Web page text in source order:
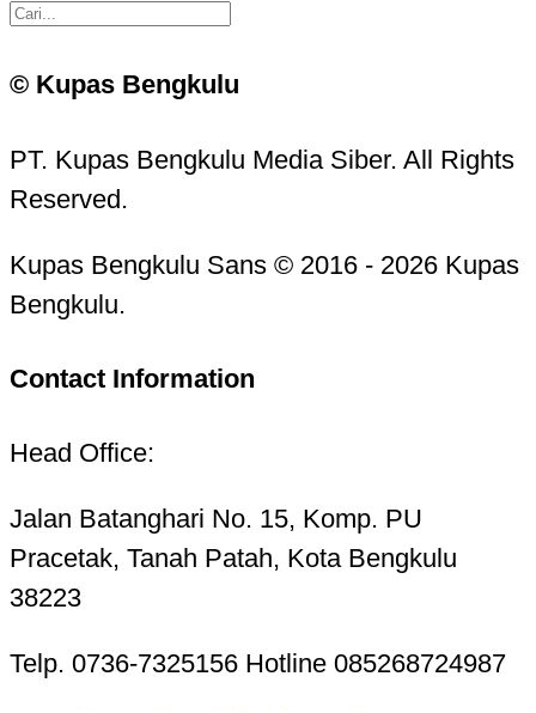
© Kupas Bengkulu
PT. Kupas Bengkulu Media Siber. All Rights
Reserved.
Kupas Bengkulu Sans © 2016 - 2026 Kupas
Bengkulu.
Contact Information
Head Office:
Jalan Batanghari No. 15, Komp. PU
Pracetak, Tanah Patah, Kota Bengkulu
38223
Telp. 0736-7325156 Hotline 085268724987